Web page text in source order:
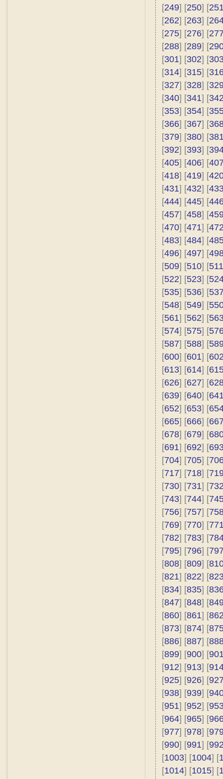
[249] [250] [
[262] [263] [
[275] [276] [
[288] [289] [
[301] [302] [
[314] [315] [
[327] [328] [
[340] [341] [
[353] [354] [
[366] [367] [
[379] [380] [
[392] [393] [
[405] [406] [
[418] [419] [
[431] [432] [
[444] [445] [
[457] [458] [
[470] [471] [
[483] [484] [
[496] [497] [
[509] [510] [511
[522] [523] [
[535] [536] [
[548] [549] [
[561] [562] [
[574] [575] [
[587] [588] [
[600] [601] [
[613] [614] [
[626] [627] [
[639] [640] [
[652] [653] [
[665] [666] [
[678] [679] [
[691] [692] [
[704] [705] [
[717] [718] [
[730] [731] [
[743] [744] [
[756] [757] [
[769] [770] [
[782] [783] [
[795] [796] [
[808] [809] [
[821] [822] [
[834] [835] [
[847] [848] [
[860] [861] [
[873] [874] [
[886] [887] [
[899] [900] [
[912] [913] [
[925] [926] [
[938] [939] [
[951] [952] [
[964] [965] [
[977] [978] [
[990] [991] [
[1003] [1004] [
[1014] [1015] [